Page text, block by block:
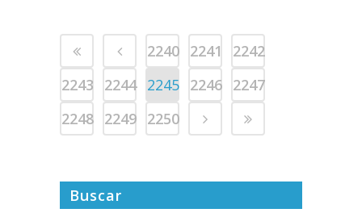
2240 2241
2242
2243
2244 2245 2246 2247
2248 2249 2250
Buscar